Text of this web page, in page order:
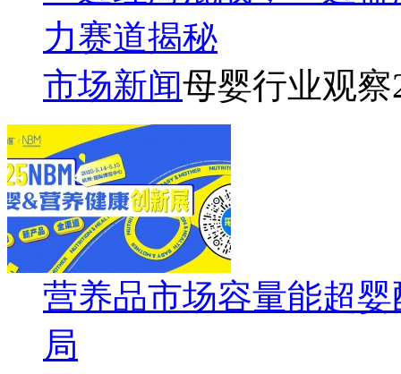
力赛道揭秘
市场新闻母婴行业观察
营养品市场容量能超
局